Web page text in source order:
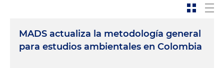
MADS actualiza la metodología general
para estudios ambientales en Colombia